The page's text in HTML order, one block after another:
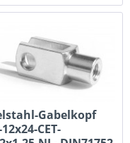
Gabelkopf
CET-